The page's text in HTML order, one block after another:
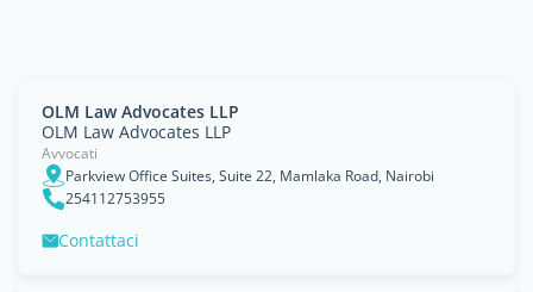
OLM Law Advocates LLP
OLM Law Advocates LLP
Avvocati
Parkview Office Suites, Suite 22, Mamlaka Road, Nairobi
254112753955
Contattaci